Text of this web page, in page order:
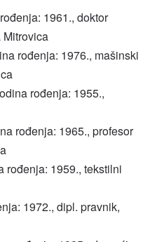
1961., doktor
Mitrovica
rođenja: 1976., mašinski
rođenja: 1955.,
rođenja: 1965., profesor
rođenja: 1959., tekstilni
1972., dipl. pravnik,